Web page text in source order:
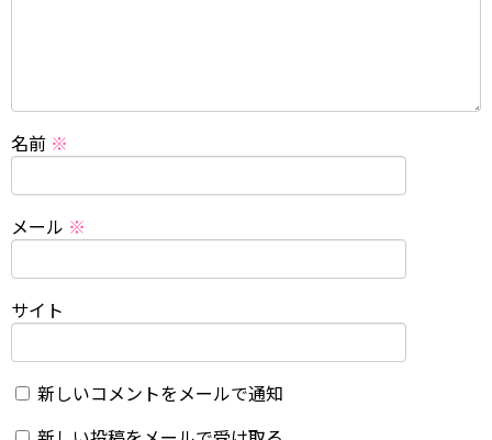
名前 ※
メール ※
サイト
新しいコメントをメールで通知